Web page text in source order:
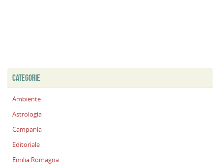
CATEGORIE
Ambiente
Astrologia
Campania
Editoriale
Emilia Romagna